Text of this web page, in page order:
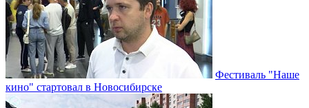
Фестиваль "Наше
кино" стартовал в Новосибирске